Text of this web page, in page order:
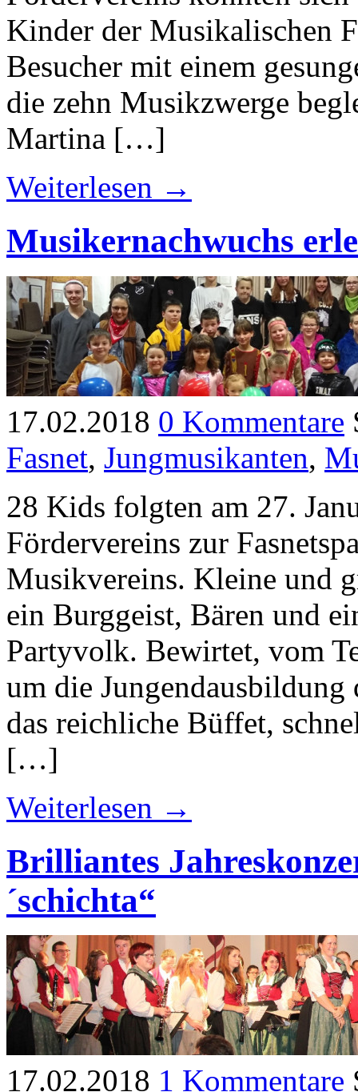
Kinder der Musikalischen
Besucher mit einem
die zehn Musikzwerge
Martina […]
Weiterlesen →
Musikernachwuchs
17.02.2018 0 Kommentare
Fasnet, Jungmusikanten,
28 Kids folgten am 27.
Fördervereins zur
Musikvereins. Kleine und
ein Burggeist, Bären und
Partyvolk. Bewirtet, vom
um die
das reichliche Büffet,
[…]
Weiterlesen →
Brilliantes
´schichta“
17.02.2018 1 Kommentare